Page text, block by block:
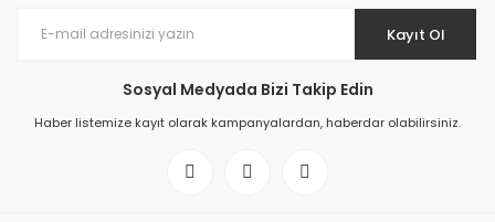
Kayıt Ol
Sosyal Medyada Bizi Takip Edin
Haber listemize kayıt olarak kampanyalardan, haberdar olabilirsiniz.